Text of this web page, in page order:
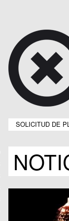
SOLICITUD DE